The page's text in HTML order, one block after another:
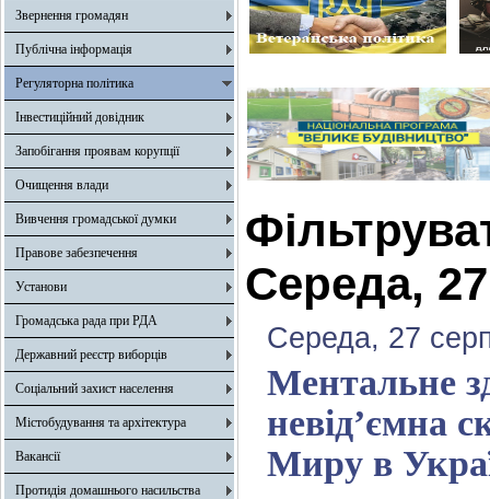
Звернення громадян
Публічна інформація
Регуляторна політика
Інвестиційний довідник
Запобігання проявам корупції
Очищення влади
Вивчення громадської думки
Правове забезпечення
Установи
Громадська рада при РДА
Державний реєстр виборців
Соціальний захист населення
Містобудування та архітектура
Вакансії
Протидія домашнього насильства
Середа,
Середа, 27
Ментальне
невід’ємна
Миру в